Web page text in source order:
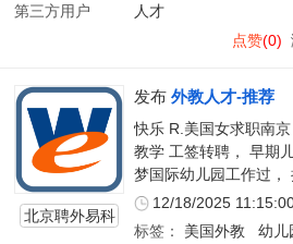
第三方用户
人才
点赞(0)
北京聘外易科
发布 外教人才-推荐
快乐 R.美国女求职南
教学 工签转聘， 早期
梦国际幼儿园工作过，
个出版过的作家。曾写
广播中都有报道，出版
12/18/2025
标签： 美国外教 幼儿